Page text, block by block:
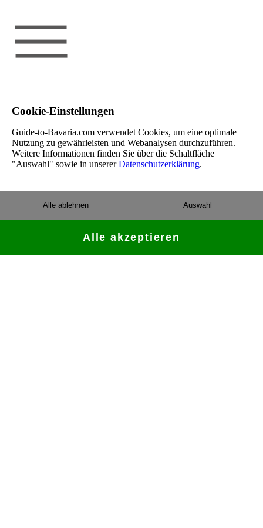
Cookie-Einstellungen
Guide-to-Bavaria.com verwendet Cookies, um eine optimale
Nutzung zu gewährleisten und Webanalysen durchzuführen.
Weitere Informationen finden Sie über die Schaltfläche
"Auswahl" sowie in unsererDatenschutzerklärung.
Auswahl
Alle ablehnen
Alle akzeptieren